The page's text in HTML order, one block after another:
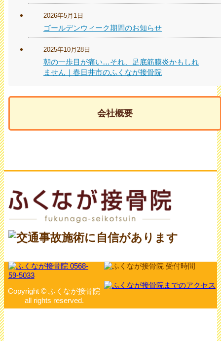
2026年5月1日
ゴールデンウィーク期間のお知らせ
2025年10月28日
朝の一歩目が痛い…それ、足底筋膜炎かもしれ
ません｜春日井市のふくなが接骨院
会社概要
Copyright © ふくなが接骨院
all rights reserved.